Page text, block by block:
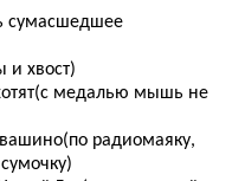
сумасшедшее
и хвост)
медалью мышь не
радиомаяку,